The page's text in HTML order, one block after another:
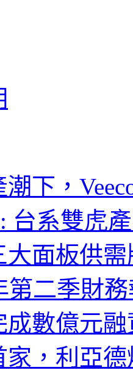
下，
台系雙虎
大面板供需
第二季財
成數億元
家，利亞